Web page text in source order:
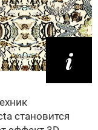
становится